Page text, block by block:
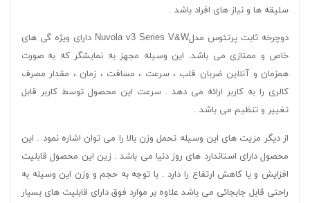
سلیقه ها و نیاز های افراد باشد .
دوچرخه ثابت پرتئوس مدلNuvola v3 Series V&W دارای ویژه گی های
خاص و ممتازی می باشد. این وسیله مجهز به نمایشگر که به صورت
همزمان و آنلاین ضربان قلب ، سرعت ، مسافت ، زمان ، مقدار مصرف
کالری را به کاربر ارائه می دهد . سرعت این محصول توسط کاربر قابل
تغییر و تنظیم می باشد .
از دیگر مزیت های این وسیله تحمل وزن بالا را می توان اشاره نمود . این
محصول دارای استاندارد های روز دنیا می باشد . زین این محصول قابلیت
افزایش و یا کاهش ارتفاع را دارد . با توجه به حجم و وزن این وسیله به
راحتی قابل جابجائی می باشد علاوه بر موارد فوق دارای قابلیت های بسیار